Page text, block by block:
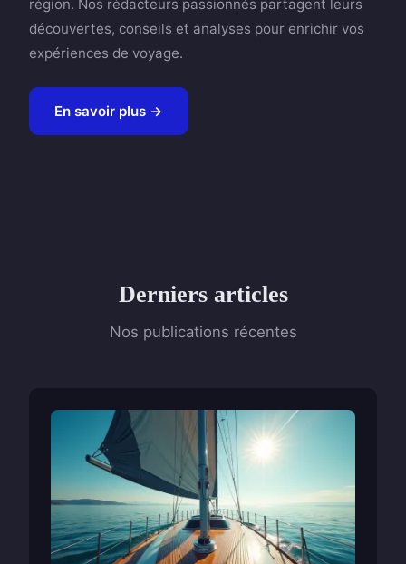
région. Nos rédacteurs passionnés partagent leurs
découvertes, conseils et analyses pour enrichir vos
expériences de voyage.
En savoir plus →
Derniers articles
Nos publications récentes